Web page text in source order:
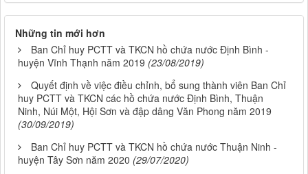
Những tin mới hơn
Ban Chỉ huy PCTT và TKCN hồ chứa nước Định Bình -
huyện Vĩnh Thạnh năm 2019 (23/08/2019)
Quyết định về việc điều chỉnh, bổ sung thành viên Ban Chỉ
huy PCTT và TKCN các hồ chứa nước Định Bình, Thuận
Ninh, Núi Một, Hội Sơn và đập dâng Văn Phong năm 2019
(30/09/2019)
Ban Chỉ huy PCTT và TKCN hồ chứa nước Thuận Ninh -
huyện Tây Sơn năm 2020 (29/07/2020)